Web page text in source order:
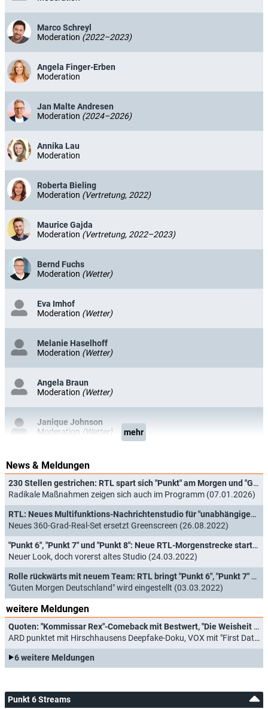
Marco Schreyl
Moderation (2022–2023)
Angela Finger-Erben
Moderation
Jan Malte Andresen
Moderation (2024–2026)
Annika Lau
Moderation
Roberta Bieling
Moderation (Vertretung, 2022)
Maurice Gajda
Moderation (Vertretung, 2022–2023)
Bernd Fuchs
Moderation (Wetter)
Eva Imhof
Moderation (Wetter)
Melanie Haselhoff
Moderation (Wetter)
Angela Braun
Moderation (Wetter)
Janique Johnson
Moderation (Wetter) mehr
News & Meldungen
230 Stellen gestrichen: RTL spart sich "Punkt" am Morgen und "Gala", VOX streicht "Prominent!"
Radikale Maßnahmen zeigen sich auch im Programm (07.01.2026)
RTL: Neues Multifunktions-Nachrichtenstudio für "unabhängigen Journalismus"
Neues 360-Grad-Real-Set ersetzt Greenscreen (26.08.2022)
"Punkt 6", "Punkt 7" und "Punkt 8": Neue RTL-Morgenstrecke startet nächste Woche
Neuer Look, doch vorerst altes Studio (24.03.2022)
Rolle rückwärts mit neuem Team: RTL bringt "Punkt 6", "Punkt 7" und "Punkt 8" zurück
"Guten Morgen Deutschland" wird eingestellt (03.03.2022)
weitere Meldungen
Quoten: "Kommissar Rex"-Comeback mit Bestwert, "Die Weisheit der Vielen" bricht ein
ARD punktet mit Hirschhausens Deepfake-Doku, VOX mit "First Dates Hotel" (05.05.2026)
6 weitere Meldungen
Punkt 6 Streams